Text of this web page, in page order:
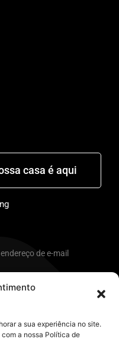
a sua experiência no site.
a nossa Política de
casa é aqui
de e-mail